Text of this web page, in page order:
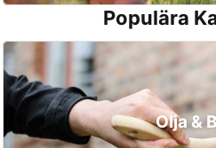
Populära
Olja &